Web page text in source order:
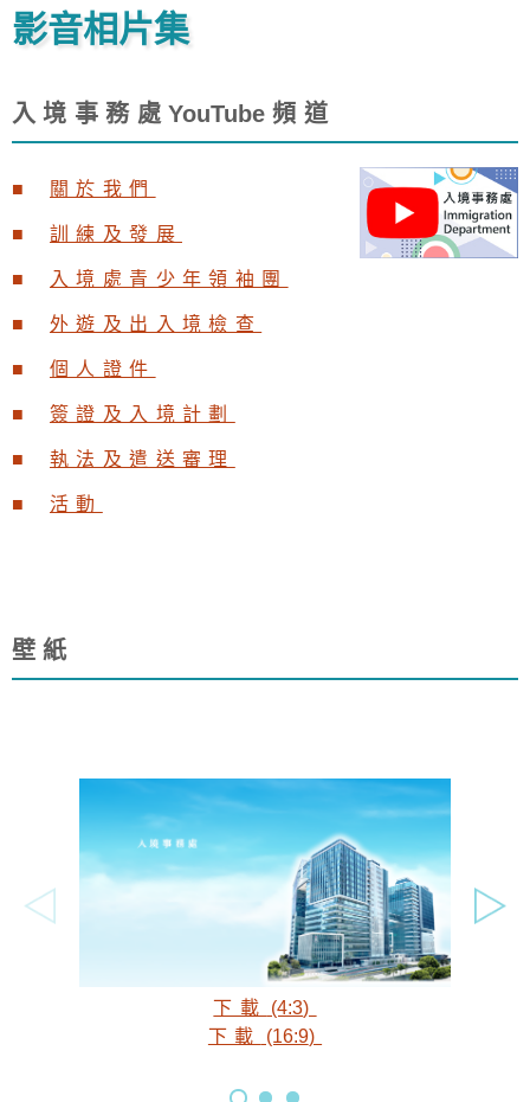
影音相片集
入境事務處 YouTube頻道
關於我們
訓練及發展
入境處青少年領袖團
外遊及出入境檢查
個人證件
簽證及入境計劃
執法及遣送審理
活動
壁紙
下載 (4:3)
下載
(16:9)